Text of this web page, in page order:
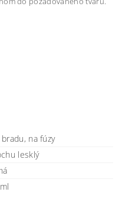
bradu, na fúzy
lesklý